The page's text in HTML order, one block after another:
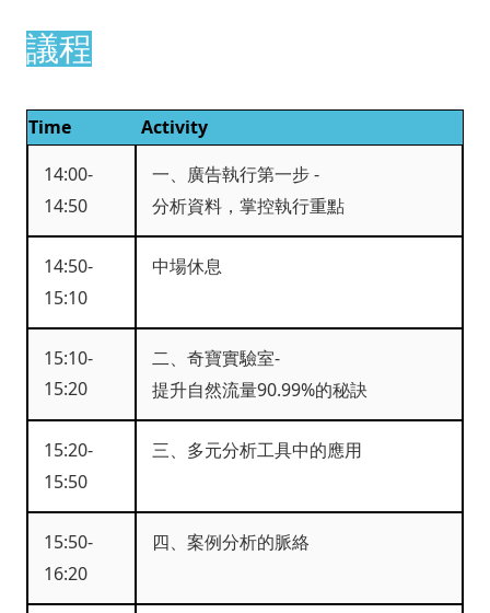
議程
Time
Activity
14:00-
14:50
一、廣告執行第一步 -
分析資料，掌控執行重點
14:50-
15:10
中場休息
15:10-
15:20
二、奇寶實驗室-
提升自然流量90.99%的秘訣
15:20-
15:50
三、多元分析工具中的應用
15:50-
16:20
四、案例分析的脈絡